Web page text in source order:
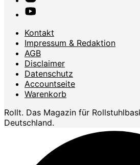
Kontakt
Impressum & Redaktion
AGB
Disclaimer
Datenschutz
Accountseite
Warenkorb
Rollt. Das Magazin für
Deutschland.